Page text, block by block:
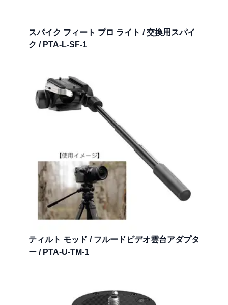
スパイク フィート プロ ライト / 交換用スパイ
ク / PTA-L-SF-1
ティルト モッド / フルードビデオ雲台アダプタ
ー / PTA-U-TM-1